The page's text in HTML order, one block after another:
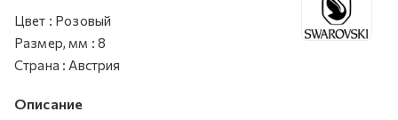
Цвет : Розовый
Размер, мм : 8
Страна : Австрия
Описание